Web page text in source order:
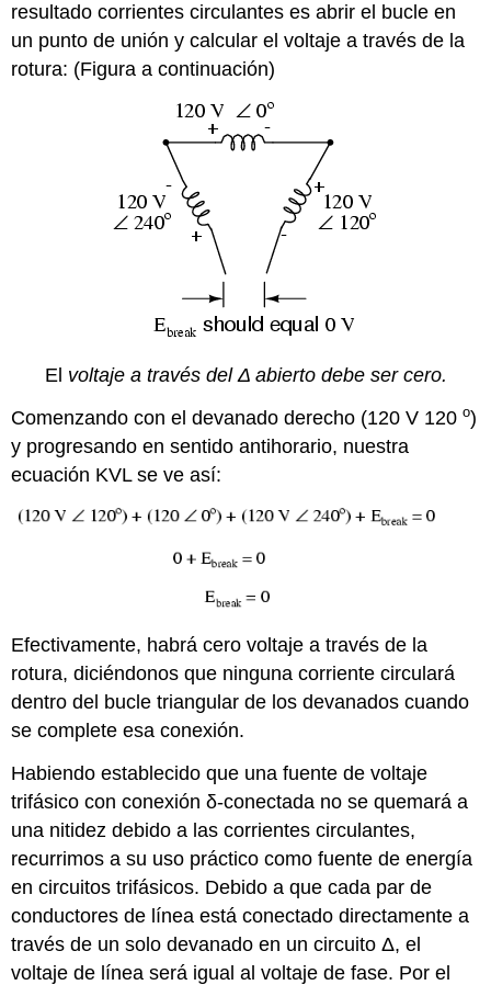
resultado corrientes circulantes es abrir el bucle en
un punto de unión y calcular el voltaje a través de la
rotura: (Figura a continuación)
El voltaje a través del Δ abierto debe ser cero.
Comenzando con el devanado derecho (120 V 120o)
y progresando en sentido antihorario, nuestra
ecuación KVL se ve así:
Efectivamente, habrá cero voltaje a través de la
rotura, diciéndonos que ninguna corriente circulará
dentro del bucle triangular de los devanados cuando
se complete esa conexión.
Habiendo establecido que una fuente de voltaje
trifásico con conexión δ-conectada no se quemará a
una nitidez debido a las corrientes circulantes,
recurrimos a su uso práctico como fuente de energía
en circuitos trifásicos. Debido a que cada par de
conductores de línea está conectado directamente a
través de un solo devanado en un circuito Δ, el
voltaje de línea será igual al voltaje de fase. Por el